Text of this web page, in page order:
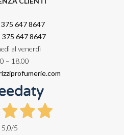
647 8647
375 647 8647
al venerdì
– 18.00
5,0/5